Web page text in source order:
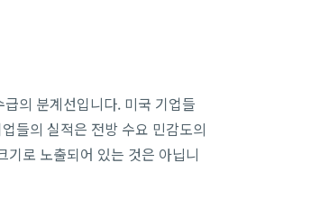
의 분계선입니다. 미국 기업들
들의 실적은 전방 수요 민감도의
로 노출되어 있는 것은 아닙니